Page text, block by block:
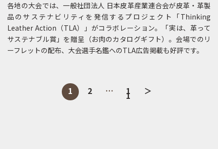
各地の大会では、一般社団法人 日本皮革産業連合会が皮革・革製
品のサステナビリティを発信するプロジェクト「Thinking
Leather Action（TLA）」がコラボレーション。「実は、革って
サステナブル賞」を贈呈（お肉のカタログギフト）。会場でのリ
ーフレットの配布、大会選手名鑑へのTLA広告掲載も好評です。
投
固
定
ペ
1 固
定
2 … 固
定
ペ
1
1 ＞